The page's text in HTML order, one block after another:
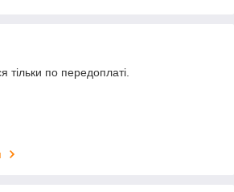
тільки по передоплаті.